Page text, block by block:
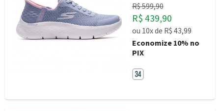
R$ 599,90
R$ 439,90
ou 10xde R$ 43,99
Economize10% no
PIX